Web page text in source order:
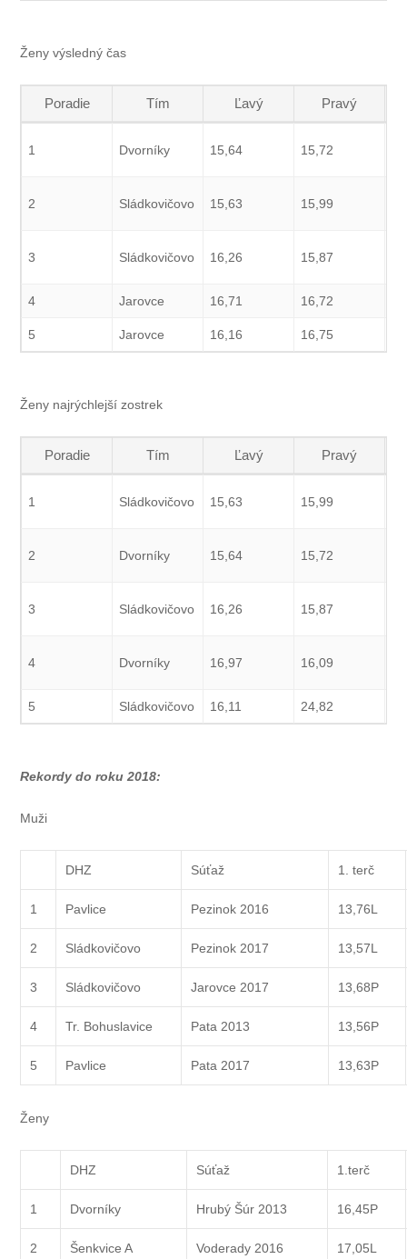
Ženy výsledný čas
Poradie Tím Ľavý Pravý
1 Dvorníky 15,64 15,72
2 Sládkovičovo 15,63 15,99
3 Sládkovičovo 16,26 15,87
4 Jarovce 16,71 16,72
5 Jarovce 16,16 16,75
Ženy najrýchlejší zostrek
Poradie Tím Ľavý Pravý
1 Sládkovičovo 15,63 15,99
2 Dvorníky 15,64 15,72
3 Sládkovičovo 16,26 15,87
4 Dvorníky 16,97 16,09
5 Sládkovičovo 16,11 24,82
Rekordy do roku 2018:
Muži
DHZ Súťaž 1. terč
1 Pavlice Pezinok 2016 13,76L
2 Sládkovičovo Pezinok 2017 13,57L
3 Sládkovičovo Jarovce 2017 13,68P
4 Tr. Bohuslavice Pata 2013 13,56P
5 Pavlice Pata 2017 13,63P
Ženy
DHZ Súťaž 1.terč
1 Dvorníky Hrubý Šúr 2013 16,45P
2 Šenkvice A Voderady 2016 17,05L